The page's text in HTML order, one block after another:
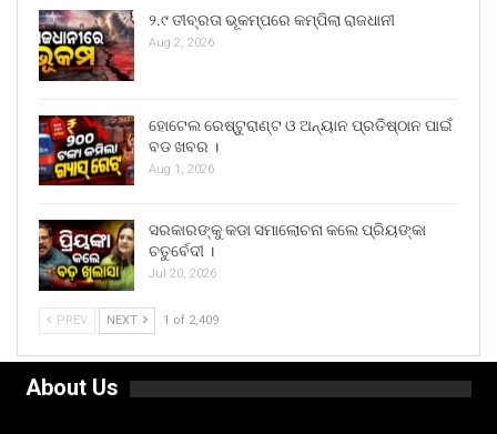
୨.୯ ତୀବ୍ରତା ଭୂକମ୍ପରେ କମ୍ପିଲା ରାଜଧାନୀ
Aug 2, 2026
ହୋଟେଲ ରେଷ୍ଟୁରାଣ୍ଟ ଓ ଅନ୍ୟାନ ପ୍ରତିଷ୍ଠାନ ପାଇଁ
ବଡ ଖବର ।
Aug 1, 2026
ସରକାରଙ୍କୁ କଡା ସମାଲୋଚନା କଲେ ପ୍ରିୟଙ୍କା
ଚତୁର୍ବେଦୀ ।
Jul 20, 2026
PREV NEXT 1 of 2,409
About Us